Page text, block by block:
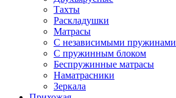
Тахты
Раскладушки
Матрасы
С независимыми пружинами
С пружинным блоком
Беспружинные матрасы
Наматрасники
Зеркала